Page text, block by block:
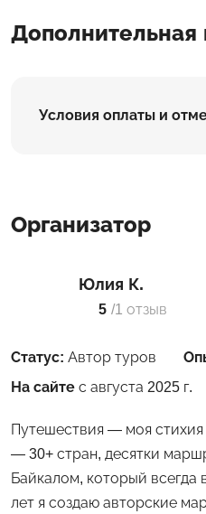
Условия оплаты и
Организатор
Юлия К.
5 /1 отзыв
Статус: Автор туров
На сайте с августа 2025 г.
Путешествия — моя
— 30+ стран, десятки
Байкалом, который
лет я создаю авторские